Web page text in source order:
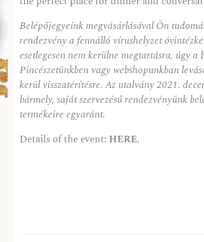
Belépőjegyeink megvásárlásával Ön
rendezvény a fennálló vírushelyzet
esetlegesen nem kerülne megtartásra, úgy a
Pincészetünkben vagy webshopunkban
kerül visszatérítésre. Az utalvány 2021.
bármely, saját szervezésű rendezvényünk
termékeire egyaránt.
Details of the event: HERE.